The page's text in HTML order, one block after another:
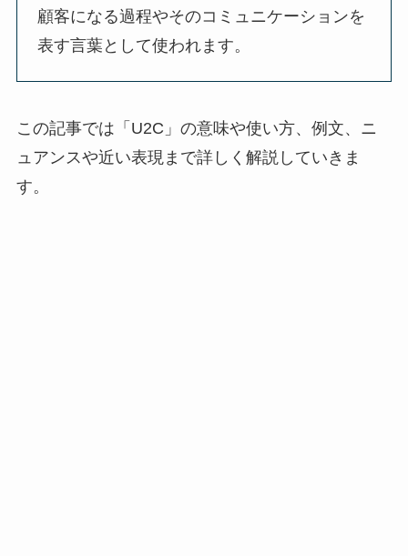
顧客になる過程やそのコミュニケーションを
表す言葉として使われます。
この記事では「U2C」の意味や使い方、例文、ニ
ュアンスや近い表現まで詳しく解説していきま
す。